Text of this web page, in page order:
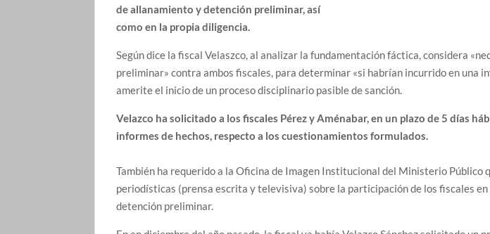
de allanamiento y detención preliminar, así
como en la propia diligencia.
Según dice la fiscal Velaszco, al analizar la fundamentación fáctica, considera
preliminar» contra ambos fiscales, para determinar «si habrían incurrido en una
amerite el inicio de un proceso disciplinario pasible de sanción.
Velazco ha solicitado a los fiscales Pérez y Aménabar, en un plazo de 5 días
informes de hechos, respecto a los cuestionamientos formulados.
También ha requerido a la Oficina de Imagen Institucional del Ministerio Público
periodísticas (prensa escrita y televisiva) sobre la participación de los fiscales
detención preliminar.